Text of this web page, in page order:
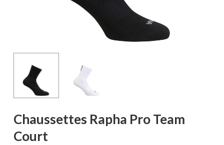
Chaussettes Rapha Pro Team
Court